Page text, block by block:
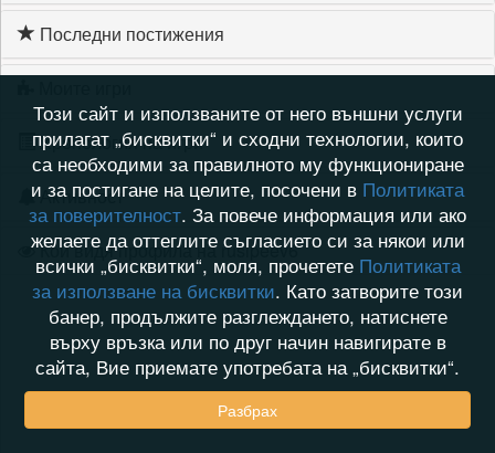
Последни постижения
Хронология на игри
Активност
Кой видя профила на rusipeev6
Този сайт и използваните от него външни услуги
прилагат „бисквитки“ и сходни технологии, които
са необходими за правилното му функциониране
и за постигане на целите, посочени в Политиката
за поверителност. За повече информация или ако
желаете да оттеглите съгласието си за някои или
всички „бисквитки“, моля, прочетете Политиката
за използване на бисквитки. Като затворите този
банер, продължите разглеждането, натиснете
върху връзка или по друг начин навигирате в
сайта, Вие приемате употребата на „бисквитки“.
Разбрах